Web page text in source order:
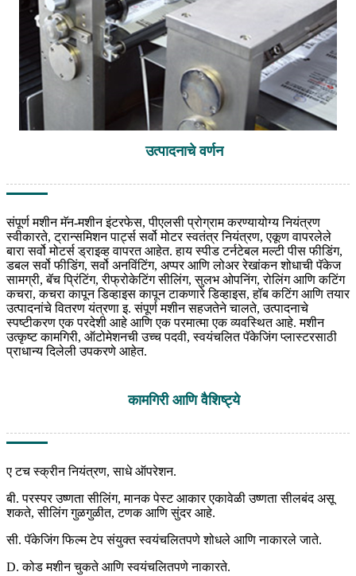
उत्पादनाचे वर्णन
संपूर्ण मशीन मॅन-मशीन इंटरफेस, पीएलसी प्रोग्राम करण्यायोग्य नियंत्रण
स्वीकारते, ट्रान्समिशन पार्ट्स सर्वो मोटर स्वतंत्र नियंत्रण, एकूण वापरलेले
बारा सर्वो मोटर्स ड्राइव्ह वापरत आहेत. हाय स्पीड टर्नटेबल मल्टी पीस फीडिंग,
डबल सर्वो फीडिंग, सर्वो अनविंटिंग, अप्पर आणि लोअर रेखांकन शोधाची पॅकेज
सामग्री, बॅच प्रिंटिंग, रीफ्रोकेटिंग सीलिंग, सुलभ ओपनिंग, रोलिंग आणि कटिंग
कचरा, कचरा कापून डिव्हाइस कापून टाकणारे डिव्हाइस, हॉब कटिंग आणि तयार
उत्पादनांचे वितरण यंत्रणा इ. संपूर्ण मशीन सहजतेने चालते, उत्पादनाचे
स्पष्टीकरण एक परदेशी आहे आणि एक परमात्मा एक व्यवस्थित आहे. मशीन
उत्कृष्ट कामगिरी, ऑटोमेशनची उच्च पदवी, स्वयंचलित पॅकेजिंग प्लास्टरसाठी
प्राधान्य दिलेली उपकरणे आहेत.
कामगिरी आणि वैशिष्ट्ये
ए टच स्क्रीन नियंत्रण, साधे ऑपरेशन.
बी. परस्पर उष्णता सीलिंग, मानक पेस्ट आकार एकावेळी उष्णता सीलबंद असू
शकते, सीलिंग गुळगुळीत, टणक आणि सुंदर आहे.
सी. पॅकेजिंग फिल्म टेप संयुक्त स्वयंचलितपणे शोधले आणि नाकारले जाते.
D. कोड मशीन चुकते आणि स्वयंचलितपणे नाकारते.